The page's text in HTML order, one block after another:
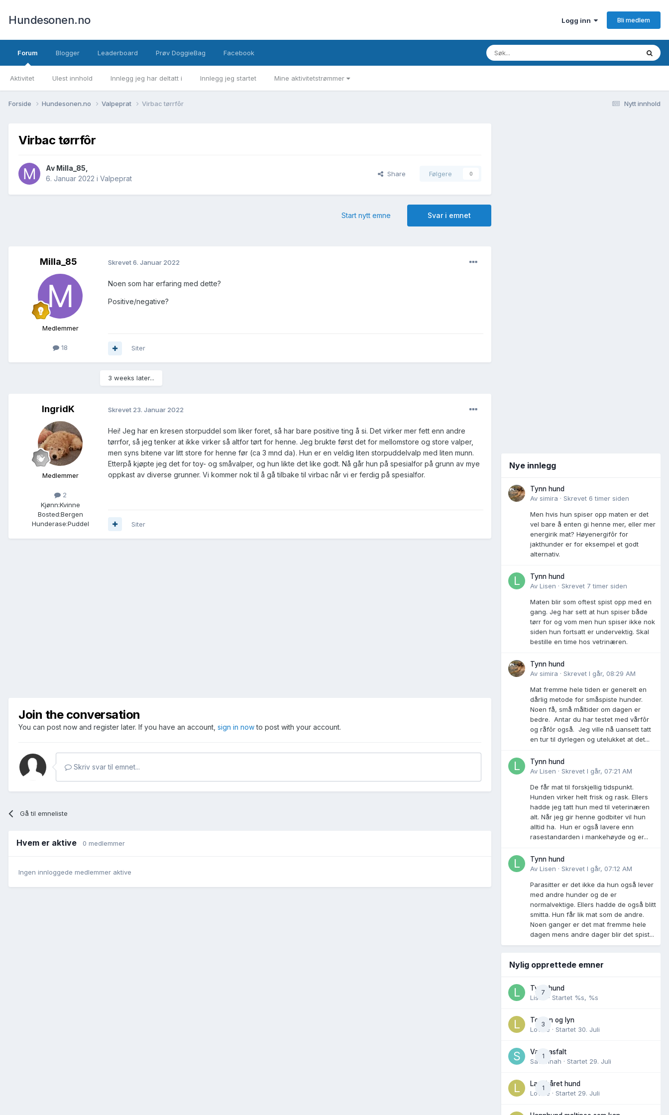
Hundesonen.no Logg inn Bli medlem
Forum
Aktivitet Ulest innhold Innlegg jeg har deltatt i Innlegg jeg startet Mine aktivitetstrømmer
Blogger Leaderboard Prøv DoggieBag Facebook
Nytt innhold
Forside Hundesonen.no Valpeprat Virbac tørrfôr
Virbac tørrfôr
Av Milla_85
6. Januar 2022 i Valpeprat
Share Følgere 0
Svar i emnet
Start nytt emne
Milla_85
Medlemmer
18
Skrevet6. Januar 2022
Noen som har erfaring med dette?
Positive/negative?
Siter
3 weeks later...
IngridK
Medlemmer
2
Kjønn:Kvinne
Bosted:Bergen
Hunderase:Puddel
Skrevet 23. Januar 2022
Hei! Jeg har en kresen storpuddel som liker foret, så har bare positive ting å si. Det virker mer fett enn andre
tørrfor, så jeg tenker at ikke virker så altfor tørt for henne. Jeg brukte først det for mellomstore og store valper,
men syns bitene var litt store for henne før (ca 3 mnd da). Hun er en veldig liten storpuddelvalp med liten munn.
Etterpå kjøpte jeg det for toy- og småvalper, og hun likte det like godt. Nå går hun på spesialfor på grunn av mye
oppkast av diverse grunner. Vi kommer nok til å gå tilbake til virbac når vi er ferdig på spesialfor.
Siter
Join the conversation
You can post now and register later. If you have an account, sign in nowto post with your account.
Skriv svar til emnet...
Gå til emneliste
Hvem er aktive 0 medlemmer
Ingen innloggede medlemmer aktive
Nye innlegg
Tynn hund
Av simira · Skrevet 6 timer siden
Men hvis hun spiser opp maten er det
vel bare å enten gi henne mer, eller mer
energirik mat? Høyenergifôr for
jakthunder er for eksempel et godt
alternativ.
Tynn hund
Av Lisen · Skrevet 7 timer siden
Maten blir som oftest spist opp med en
gang. Jeg har sett at hun spiser både
tørr for og vom men hun spiser ikke nok
siden hun fortsatt er undervektig. Skal
bestille en time hos vetrinæren.
Tynn hund
Av simira · Skrevet I går, 08:29 AM
Mat fremme hele tiden er generelt en
dårlig metode for småspiste hunder.
Noen få, små måltider om dagen er
bedre. Antar du har testet med vårfôr
og råfôr også. Jeg ville nå uansett tatt
en tur til dyrlegen og utelukket at det...
Tynn hund
Av Lisen · Skrevet I går, 07:21 AM
De får mat til forskjellig tidspunkt.
Hunden virker helt frisk og rask. Ellers
hadde jeg tatt hun med til veterinæren
alt. Når jeg gir henne godbiter vil hun
alltid ha. Hun er også lavere enn
rasestandarden i mankehøyde og er...
Tynn hund
Av Lisen · Skrevet I går, 07:12 AM
Parasitter er det ikke da hun også lever
med andre hunder og de er
normalvektige. Ellers hadde de også blitt
smitta. Hun får lik mat som de andre.
Noen ganger er det mat fremme hele
dagen mens andre dager blir det spist...
Nylig opprettede emner
7
Tynn hund
Lisen
· Startet %s, %s
3
Torden og lyn
Lovise · Startet 30. Juli
1
Varm asfalt
Savannah · Startet 29. Juli
1
Langhåret hund
Lovise · Startet 29. Juli